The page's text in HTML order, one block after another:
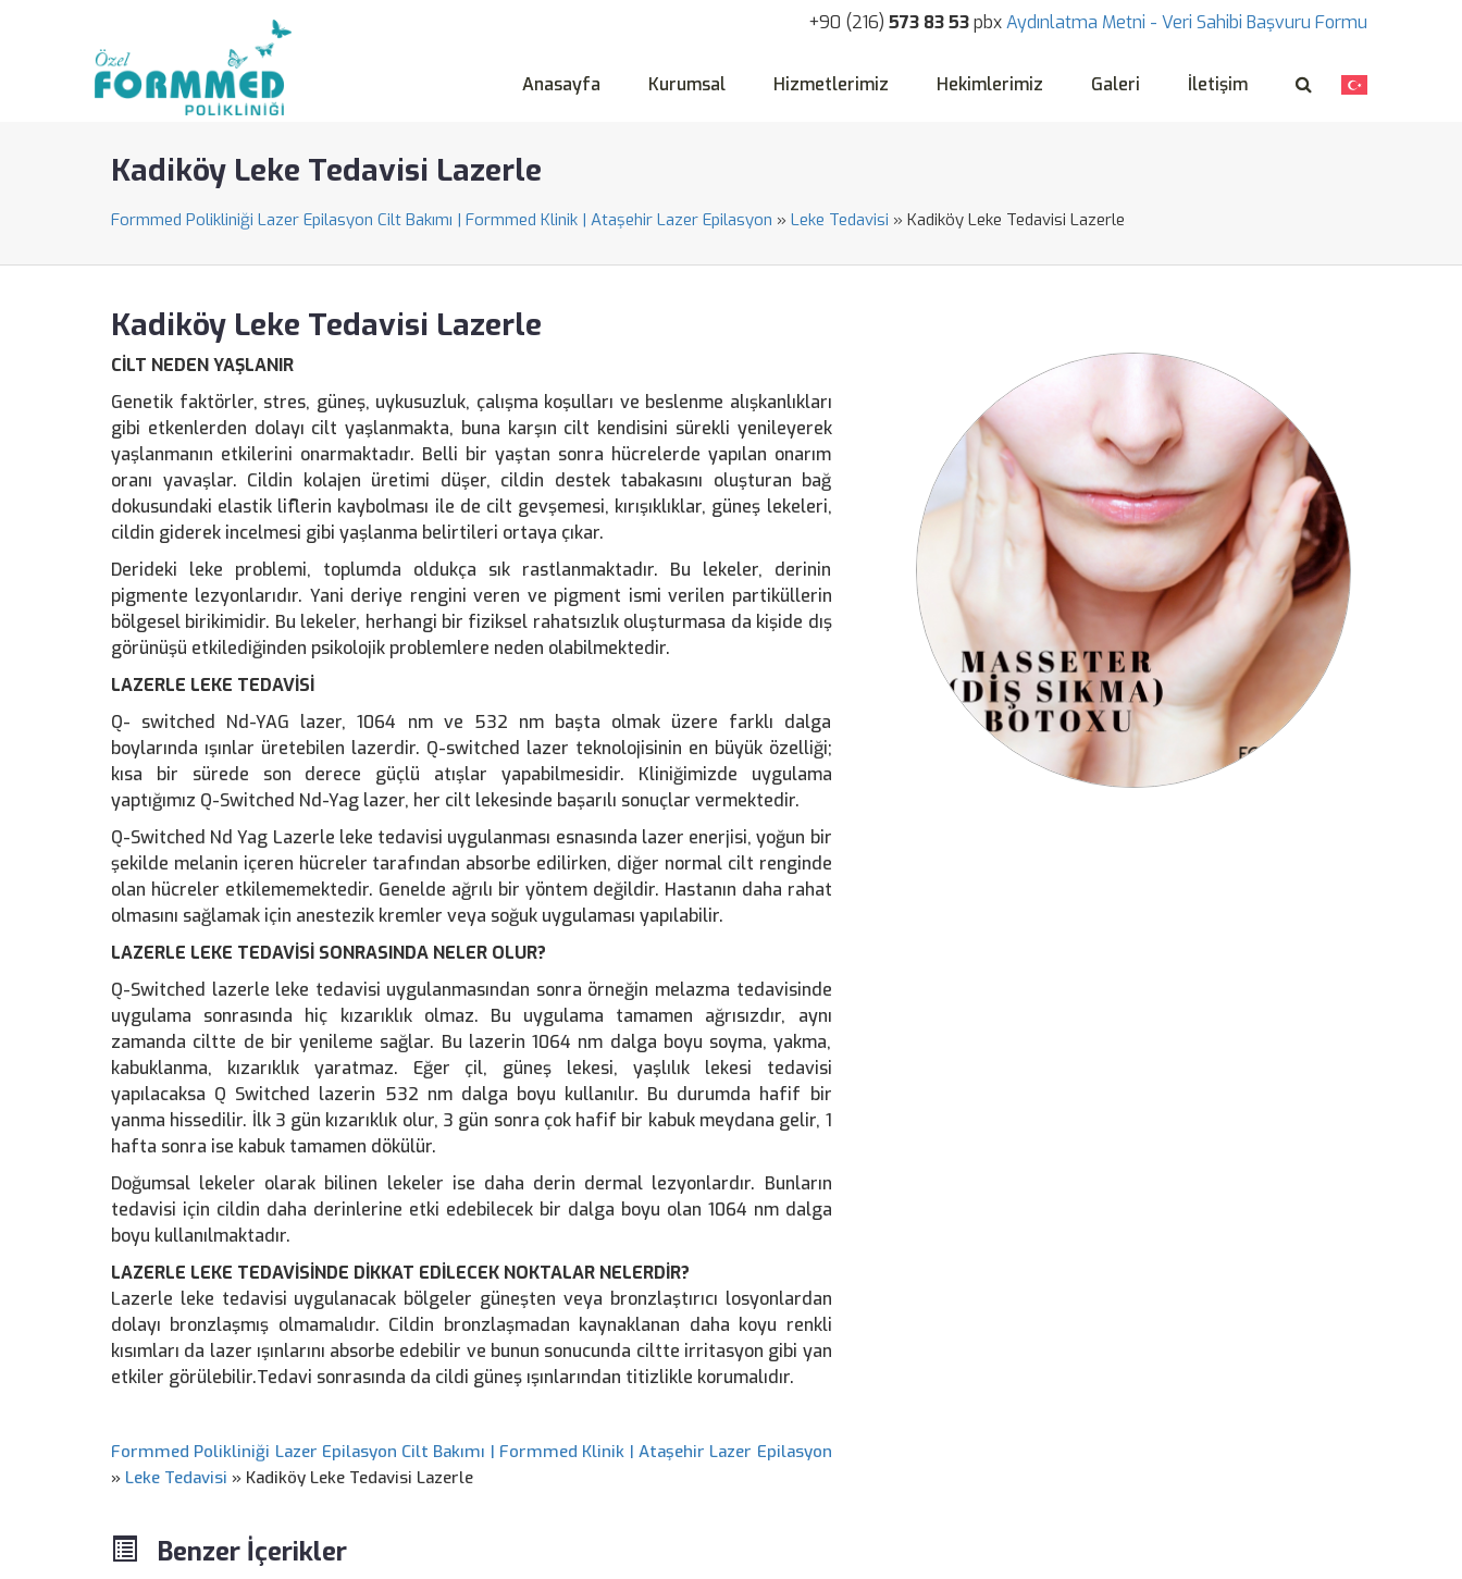
+90 (216) 573 83 53pbxAydınlatma Metni - Veri Sahibi Başvuru Formu
Anasayfa Kurumsal Hizmetlerimiz Hekimlerimiz Galeri İletişim
Kadiköy Leke Tedavisi Lazerle
Formmed Polikliniği Lazer Epilasyon Cilt Bakımı | Formmed Klinik | Ataşehir Lazer Epilasyon » Leke Tedavisi » Kadiköy Leke Tedavisi Lazerle
Kadiköy Leke Tedavisi Lazerle
CİLT NEDEN YAŞLANIR
Genetik faktörler, stres, güneş, uykusuzluk, çalışma koşulları ve beslenme alışkanlıkları
gibi etkenlerden dolayı cilt yaşlanmakta, buna karşın cilt kendisini sürekli yenileyerek
yaşlanmanın etkilerini onarmaktadır. Belli bir yaştan sonra hücrelerde yapılan onarım
oranı yavaşlar. Cildin kolajen üretimi düşer, cildin destek tabakasını oluşturan bağ
dokusundaki elastik liflerin kaybolması ile de cilt gevşemesi, kırışıklıklar, güneş lekeleri,
cildin giderek incelmesi gibi yaşlanma belirtileri ortaya çıkar.
Derideki leke problemi, toplumda oldukça sık rastlanmaktadır. Bu lekeler, derinin
pigmente lezyonlarıdır. Yani deriye rengini veren ve pigment ismi verilen partiküllerin
bölgesel birikimidir. Bu lekeler, herhangi bir fiziksel rahatsızlık oluşturmasa da kişide dış
görünüşü etkilediğinden psikolojik problemlere neden olabilmektedir.
LAZERLE LEKE TEDAVİSİ
Q- switched Nd-YAG lazer, 1064 nm ve 532 nm başta olmak üzere farklı dalga
boylarında ışınlar üretebilen lazerdir. Q-switched lazer teknolojisinin en büyük özelliği;
kısa bir sürede son derece güçlü atışlar yapabilmesidir. Kliniğimizde uygulama
yaptığımız Q-Switched Nd-Yag lazer, her cilt lekesinde başarılı sonuçlar vermektedir.
Q-Switched Nd Yag Lazerle leke tedavisi uygulanması esnasında lazer enerjisi, yoğun bir
şekilde melanin içeren hücreler tarafından absorbe edilirken, diğer normal cilt renginde
olan hücreler etkilememektedir. Genelde ağrılı bir yöntem değildir. Hastanın daha rahat
olmasını sağlamak için anestezik kremler veya soğuk uygulaması yapılabilir.
LAZERLE LEKE TEDAVİSİ SONRASINDA NELER OLUR?
Q-Switched lazerle leke tedavisi uygulanmasından sonra örneğin melazma tedavisinde
uygulama sonrasında hiç kızarıklık olmaz. Bu uygulama tamamen ağrısızdır, aynı
zamanda ciltte de bir yenileme sağlar. Bu lazerin 1064 nm dalga boyu soyma, yakma,
kabuklanma, kızarıklık yaratmaz. Eğer çil, güneş lekesi, yaşlılık lekesi tedavisi
yapılacaksa Q Switched lazerin 532 nm dalga boyu kullanılır. Bu durumda hafif bir
yanma hissedilir. İlk 3 gün kızarıklık olur, 3 gün sonra çok hafif bir kabuk meydana gelir, 1
hafta sonra ise kabuk tamamen dökülür.
Doğumsal lekeler olarak bilinen lekeler ise daha derin dermal lezyonlardır. Bunların
tedavisi için cildin daha derinlerine etki edebilecek bir dalga boyu olan 1064 nm dalga
boyu kullanılmaktadır.
LAZERLE LEKE TEDAVİSİNDE DİKKAT EDİLECEK NOKTALAR NELERDİR?
Lazerle leke tedavisi uygulanacak bölgeler güneşten veya bronzlaştırıcı losyonlardan
dolayı bronzlaşmış olmamalıdır. Cildin bronzlaşmadan kaynaklanan daha koyu renkli
kısımları da lazer ışınlarını absorbe edebilir ve bunun sonucunda ciltte irritasyon gibi yan
etkiler görülebilir.Tedavi sonrasında da cildi güneş ışınlarından titizlikle korumalıdır.
Formmed Polikliniği Lazer Epilasyon Cilt Bakımı | Formmed Klinik | Ataşehir Lazer Epilasyon
» Leke Tedavisi » Kadiköy Leke Tedavisi Lazerle
Benzer İçerikler